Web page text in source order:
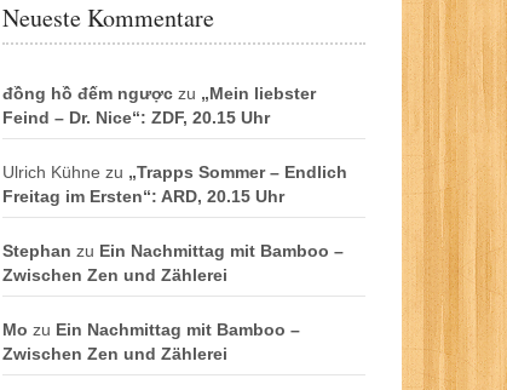
Neueste Kommentare
đồng hồ đếm ngược zu „Mein liebster
Feind – Dr. Nice“: ZDF, 20.15 Uhr
Ulrich Kühne zu „Trapps Sommer – Endlich
Freitag im Ersten“: ARD, 20.15 Uhr
Stephan zu Ein Nachmittag mit Bamboo –
Zwischen Zen und Zählerei
Mo zu Ein Nachmittag mit Bamboo –
Zwischen Zen und Zählerei